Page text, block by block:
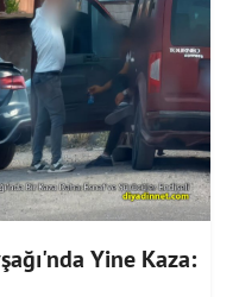
Yine Kaza: